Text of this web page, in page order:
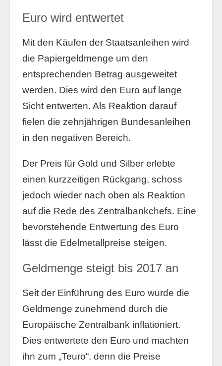
Euro wird entwertet
Mit den Käufen der Staatsanleihen wird
die Papiergeldmenge um den
entsprechenden Betrag ausgeweitet
werden. Dies wird den Euro auf lange
Sicht entwerten. Als Reaktion darauf
fielen die zehnjährigen Bundesanleihen
in den negativen Bereich.
Der Preis für Gold und Silber erlebte
einen kurzzeitigen Rückgang, schoss
jedoch wieder nach oben als Reaktion
auf die Rede des Zentralbankchefs. Eine
bevorstehende Entwertung des Euro
lässt die Edelmetallpreise steigen.
Geldmenge steigt bis 2017 an
Seit der Einführung des Euro wurde die
Geldmenge zunehmend durch die
Europäische Zentralbank inflationiert.
Dies entwertete den Euro und machten
ihn zum „Teuro“, denn die Preise